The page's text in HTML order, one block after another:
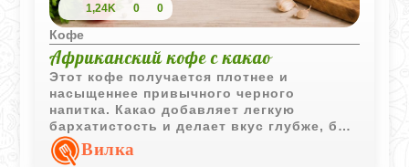
1,24K 0 0
Кофе
Африканский кофе с какао
Этот кофе получается плотнее и
насыщеннее привычного черного
напитка. Какао добавляет легкую
бархатистость и делает вкус глубже, без
лишней сладости и приторности. Напиток
простой, но с характером - особенно
Вилка